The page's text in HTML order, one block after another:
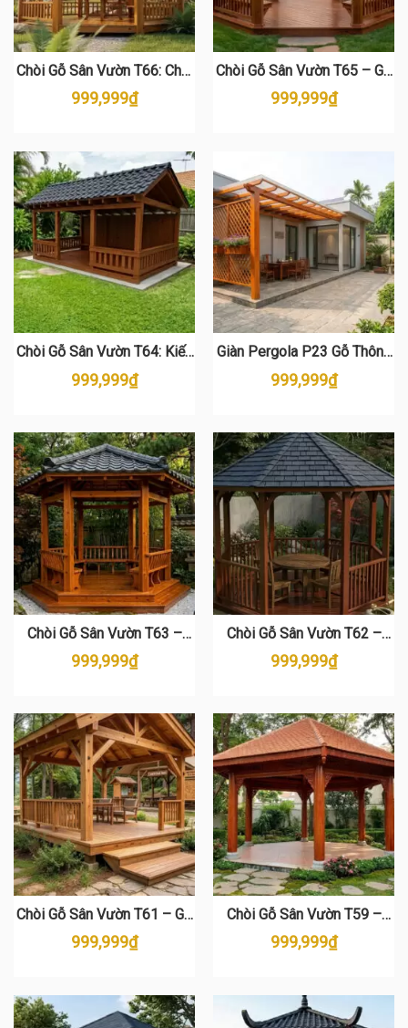
Chòi Gỗ Sân Vườn T66: Chòi
Nghỉ Bát Giác Gỗ Thông Cao
Cấp
999,999₫
Chòi Gỗ Sân Vườn T65 – Gỗ
Thông Cao Cấp, Giá Tốt
999,999₫
Chòi Gỗ Sân Vườn T64: Kiến
Tạo Không Gian Thượng Lưu
Từ Gỗ Thông Nhập Khẩu
999,999₫
Giàn Pergola P23 Gỗ Thông
Cao Cấp – Mái Hiên Che
Nắng Sang Trọng
999,999₫
Chòi Gỗ Sân Vườn T63 –
Chòi Nghỉ Lục Giác Gỗ
Thông Cao Cấp
999,999₫
Chòi Gỗ Sân Vườn T62 –
Chòi Lục Giác Gỗ Thông Đẹp
999,999₫
Chòi Gỗ Sân Vườn T61 – Gỗ
Thông Tự Nhiên Nhập Khẩu
Đẹp Sang Trọng
999,999₫
Chòi Gỗ Sân Vườn T59 –
Chòi Gỗ Thông Cao Cấp, Giá
Tốt
999,999₫